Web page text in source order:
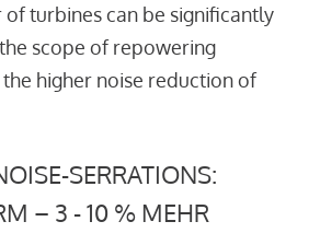
of turbines can be significantly
scope of repowering
higher noise reduction of
SERRATIONS:
– 3 - 10 % MEHR